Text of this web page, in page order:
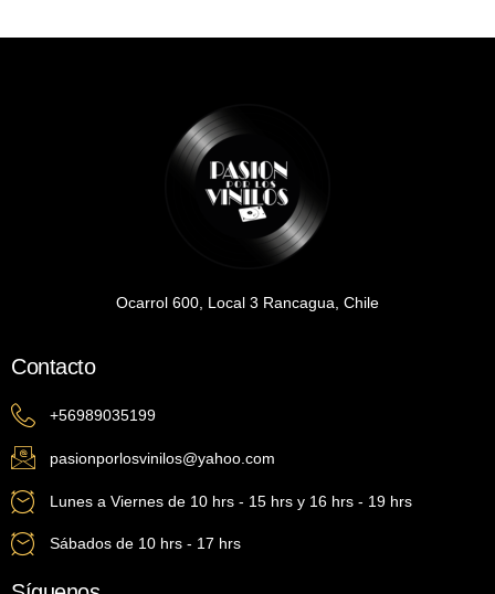
Ocarrol 600, Local 3 Rancagua, Chile
Contacto
+56989035199
pasionporlosvinilos@yahoo.com
Lunes a Viernes de 10 hrs - 15 hrs y 16 hrs - 19 hrs
Sábados de 10 hrs - 17 hrs